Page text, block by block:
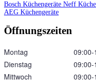
Bosch Küchengeräte Neff
AEG Küchengeräte
Öffnungszeiten
Montag
Dienstag
Mittwoch